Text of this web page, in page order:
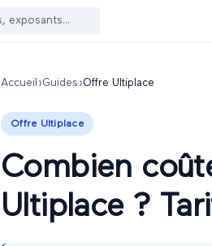
Accueil ›Guides ›Offre Ultiplace
Offre Ultiplace
Combien
Ultiplace ?